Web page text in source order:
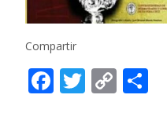
Compartir
F T C